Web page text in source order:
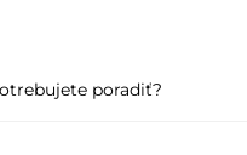
poradiť?